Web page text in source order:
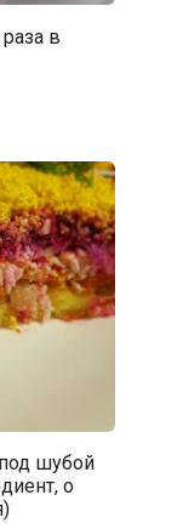
в
шубой
о